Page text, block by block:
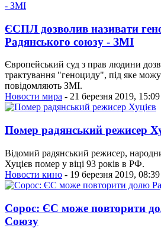
ЄСПЛ дозволив називати
Радянського союзу - ЗМІ
Європейський суд з прав людини
трактування "геноциду", під яке
повідомляють ЗМІ.
Новости мира - 21 березня 2019, 15:09
Помер радянський режисер
Відомий радянський режисер,
Хуцієв помер у віці 93 років в РФ.
Новости кино - 19 березня 2019, 08:39
Сорос: ЄС може повторити
Союзу